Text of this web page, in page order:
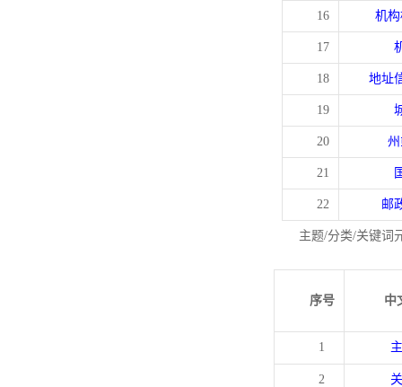
16 机
17
18 地址
19
20
21
22 邮
主题/分类/关键词
序号 中
1
2